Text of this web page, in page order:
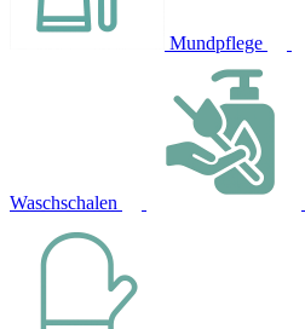
Mundpflege
Waschschalen